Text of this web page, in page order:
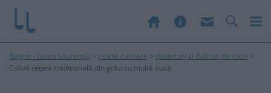
Rețete - Laura Laurențiu > retete culinare > deserturi si dulciuri de casa >
Colivă rețetă tradițională din grâu cu multă nucă